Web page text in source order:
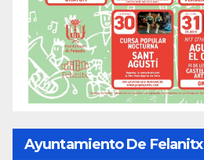
Ayuntamiento De Felanitx